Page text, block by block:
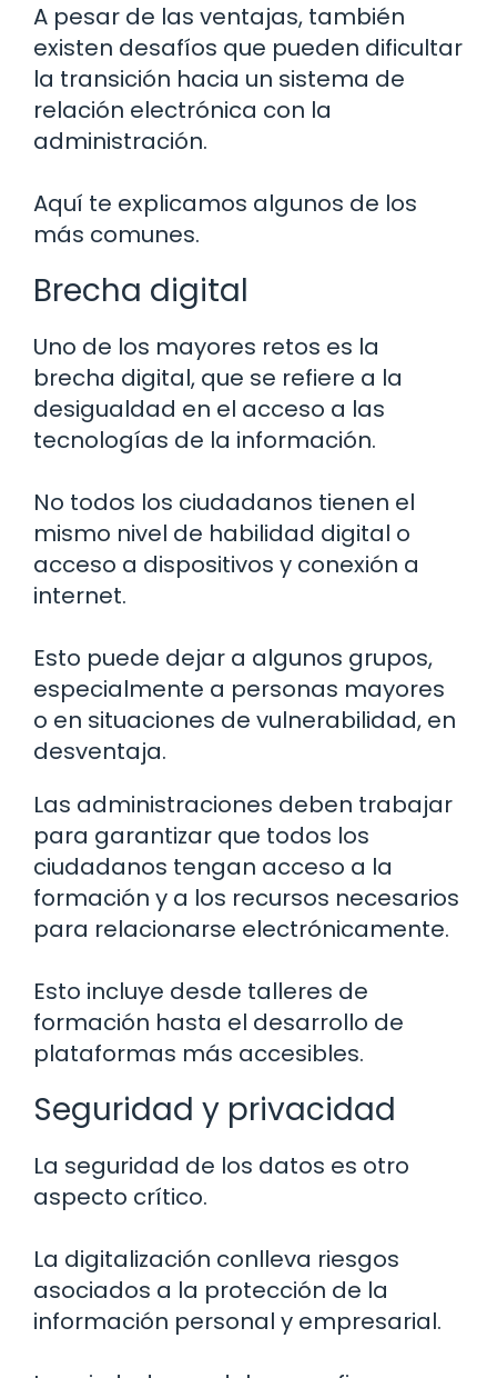
A pesar de las ventajas, también
existen desafíos que pueden dificultar
la transición hacia un sistema de
relación electrónica con la
administración.
Aquí te explicamos algunos de los
más comunes.
Brecha digital
Uno de los mayores retos es la
brecha digital, que se refiere a la
desigualdad en el acceso a las
tecnologías de la información.
No todos los ciudadanos tienen el
mismo nivel de habilidad digital o
acceso a dispositivos y conexión a
internet.
Esto puede dejar a algunos grupos,
especialmente a personas mayores
o en situaciones de vulnerabilidad, en
desventaja.
Las administraciones deben trabajar
para garantizar que todos los
ciudadanos tengan acceso a la
formación y a los recursos necesarios
para relacionarse electrónicamente.
Esto incluye desde talleres de
formación hasta el desarrollo de
plataformas más accesibles.
Seguridad y privacidad
La seguridad de los datos es otro
aspecto crítico.
La digitalización conlleva riesgos
asociados a la protección de la
información personal y empresarial.